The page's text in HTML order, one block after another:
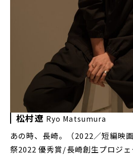
松村遼 Ryo Matsumura
あの時、長崎。（2022／短編映
祭2022 優秀賞/長崎創生プロジ